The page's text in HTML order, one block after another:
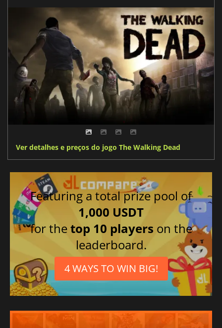
Ver detalhes e preços do jogo The Walking Dead
Featuring a total prize pool of
1,000 USDT
for thetop 10 players on the
leaderboard.
4 WAYS TO WIN BIG!